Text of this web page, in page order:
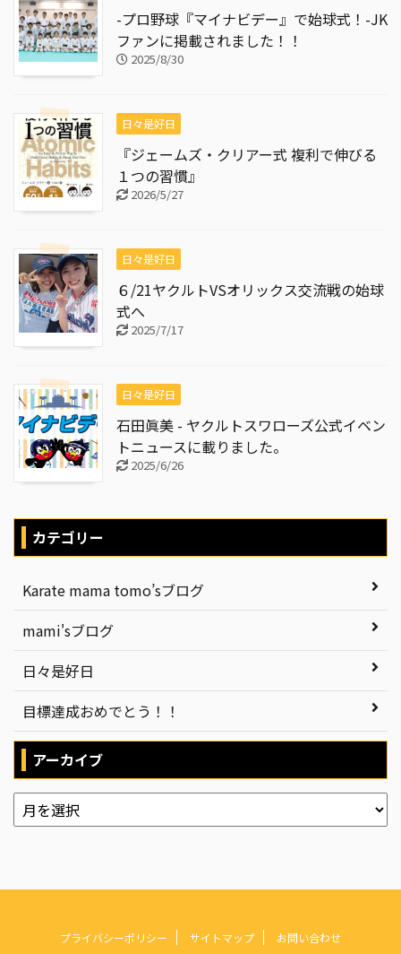
-プロ野球『マイナビデー』で始球式！-JK
ファンに掲載されました！！
2025/8/30
日々是好日
『ジェームズ・クリアー式 複利で伸びる
１つの習慣』
2026/5/27
日々是好日
６/21ヤクルトVSオリックス交流戦の始球
式へ
2025/7/17
日々是好日
石田眞美 - ヤクルトスワローズ公式イベン
トニュースに載りました。
2025/6/26
カテゴリー
Karate mama tomo’sブログ
mami'sブログ
日々是好日
目標達成おめでとう！！
アーカイブ
プライバシーポリシー サイトマップ お問い合わせ